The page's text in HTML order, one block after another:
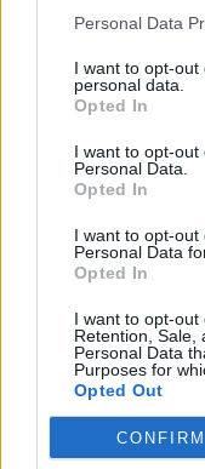
Personal Data
I want to opt-
personal data.
Opted In
I want to opt-out
Personal Data.
Opted In
I want to opt-
Personal Data
Opted In
I want to opt-out
Retention, Sale,
Personal Data
Purposes for
Opted Out
CONFIRM
nem lesz a